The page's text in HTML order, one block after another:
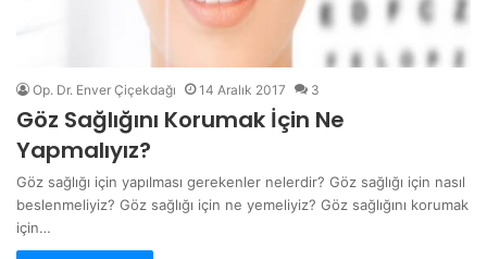
Op. Dr. Enver Çiçekdağı 14 Aralık 2017 3
Göz Sağlığını Korumak İçin Ne
Yapmalıyız?
Göz sağlığı için yapılması gerekenler nelerdir? Göz sağlığı için nasıl
beslenmeliyiz? Göz sağlığı için ne yemeliyiz? Göz sağlığını korumak
için…